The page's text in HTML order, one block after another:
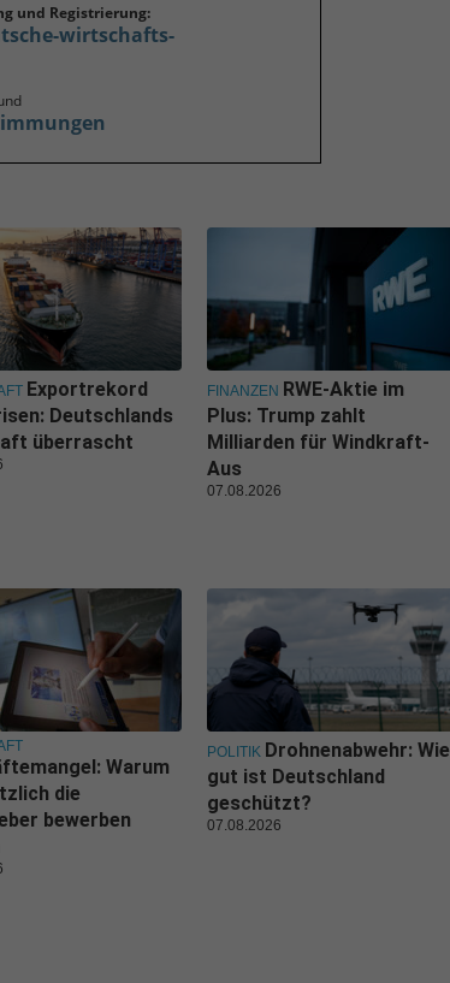
und Registrierung:
wirtschafts-
Exportrekord
Deutschlands
überrascht
FINANZEN RWE-Aktie im
Plus: Trump zahlt
Milliarden für Windkraft-
Aus
07.08.2026
Warum
die
bewerben
POLITIK Drohnenabwehr: Wie
gut ist Deutschland
geschützt?
07.08.2026